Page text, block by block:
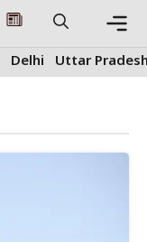
Delhi Uttar